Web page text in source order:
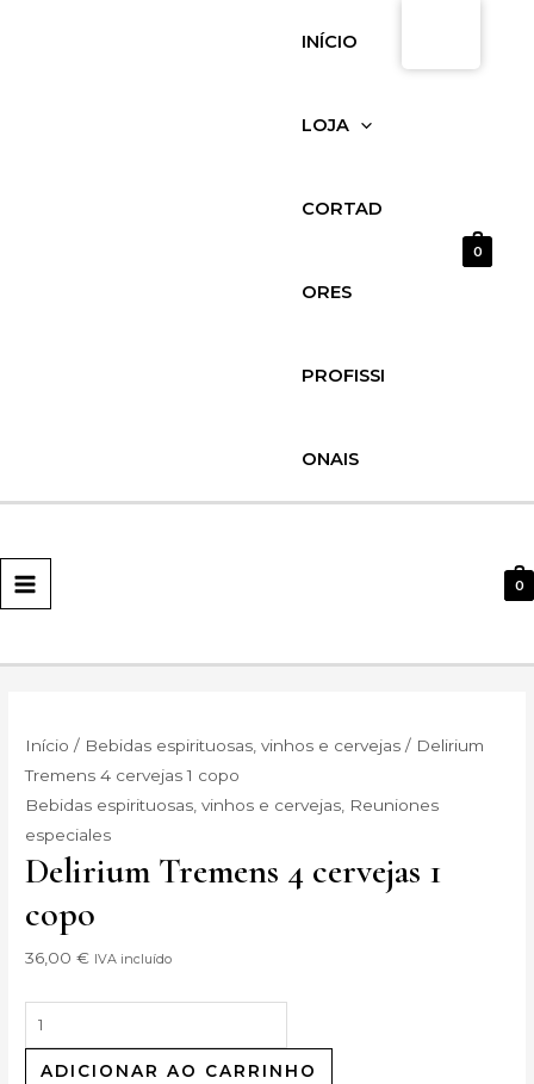
INÍCIO
LOJA
CORTAD
ORES
PROFISSI
ONAIS
0
PRINCIPAL
0
Início / Bebidas espirituosas, vinhos e cervejas / Delirium
Tremens 4 cervejas 1 copo
Bebidas espirituosas, vinhos e cervejas Reuniones
especiales
Delirium Tremens 4 cervejas 1
copo
36,00€ IVA incluído
ADICIONAR AO CARRINHO